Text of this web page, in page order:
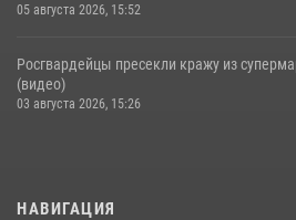
05 августа 2026, 15:52
Росгвардейцы пресекли кражу из
(видео)
03 августа 2026, 15:26
НАВИГАЦИЯ